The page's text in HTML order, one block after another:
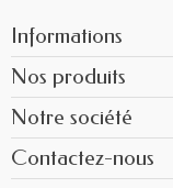
Informations
Nos produits
Notre société
Contactez-nous